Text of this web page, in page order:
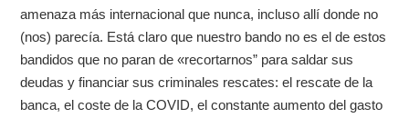
amenaza más internacional que nunca, incluso allí donde no
(nos) parecía. Está claro que nuestro bando no es el de estos
bandidos que no paran de «recortarnos” para saldar sus
deudas y financiar sus criminales rescates: el rescate de la
banca, el coste de la COVID, el constante aumento del gasto